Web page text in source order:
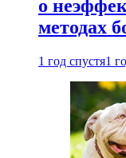
о
методах
1 год спустя1